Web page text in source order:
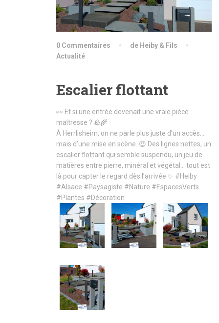
0 Commentaires
de Heiby & Fils
Actualité
Escalier flottant
👀 Et si une entrée devenait une vraie pièce
maîtresse ? 🪨🌾
À Herrlisheim, on ne parle plus juste d’un accès…
mais d’une mise en scène. 😍 Des lignes nettes, un
escalier flottant qui semble suspendu, un jeu de
matières entre pierre, minéral et végétal… tout est
là pour capter le regard dès l’arrivée ✨ #Heiby
#Alsace #Paysagiste #Nature #EspacesVerts
#Plantes #Décoration